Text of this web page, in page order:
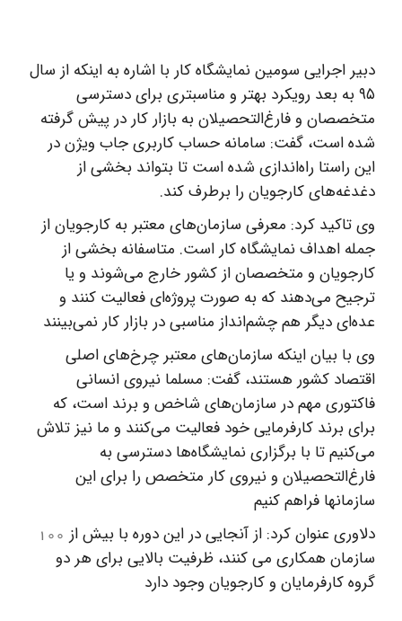
دبیر اجرایی سومین نمایشگاه کار با اشاره به اینکه از سال
۹۵ به بعد رویکرد بهتر و مناسبتری برای دسترسی
متخصصان و فارغ‌التحصیلان به بازار کار در پیش گرفته
شده است، گفت:‌ سامانه حساب کاربری جاب ویژن در
این راستا راه‌اندازی شده است تا بتواند بخشی از
دغدغه‌های کارجویان را برطرف کند.
وی تاکید کرد:‌ معرفی سازمان‌های معتبر به کارجویان از
جمله اهداف نمایشگاه کار است. متاسفانه بخشی از
کارجویان و متخصصان از کشور خارج می‌شوند و یا
ترجیح می‌دهند که به صورت پروژه‌ای فعالیت کنند و
عده‌ای دیگر هم چشم‌انداز مناسبی در بازار کار نمی‌بینند
وی با بیان اینکه سازمان‌های معتبر چرخ‌های اصلی
اقتصاد کشور هستند، گفت:‌ مسلما نیروی انسانی
فاکتوری مهم در سازمان‌های شاخص و برند است، که
برای برند کارفرمایی خود فعالیت می‌کنند و ما نیز تلاش
می‌کنیم تا با برگزاری نمایشگاه‌ها دسترسی به
فارغ‌التحصیلان و نیروی کار متخصص را برای این
سازمانها فراهم کنیم
دلاوری عنوان کرد:‌ از آنجایی در این دوره با بیش از ۱۰۰
سازمان همکاری می کنند، ظرفیت بالایی برای هر دو
گروه کارفرمایان و کارجویان وجود دارد